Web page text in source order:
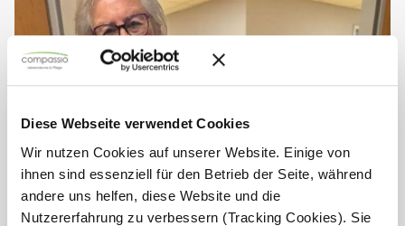
Diese Webseite verwendet Cookies
Wir nutzen Cookies auf unserer Website. Einige von
ihnen sind essenziell für den Betrieb der Seite, während
andere uns helfen, diese Website und die
Nutzererfahrung zu verbessern (Tracking Cookies). Sie